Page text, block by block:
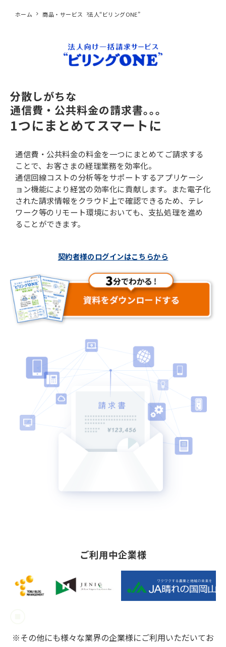
ホーム 商品・サービス 法人“ビリングONE”
分散しがちな
通信費・公共料金の請求書｡｡｡
1つにまとめてスマートに
通信費・公共料金の料金を一つにまとめてご請求する
ことで、お客さまの経理業務を効率化。
通信回線コストの分析等をサポートするアプリケーシ
ョン機能により経営の効率化に貢献します。また電子化
された請求情報をクラウド上で確認できるため、テレ
ワーク等のリモート環境においても、支払処理を進め
ることができます。
契約者様のログインはこちらから
ご利用中企業様
※その他にも様々な業界の企業様にご利用いただいてお